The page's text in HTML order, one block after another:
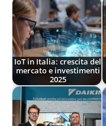
IoT in Italia: crescita del
mercato e investimenti
2025